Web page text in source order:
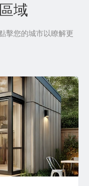
域
擊您的城市以瞭解更